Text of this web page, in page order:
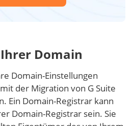
Domain
Domain-Einstellungen
der Migration von G Suite
Ein Domain-Registrar kann
Domain-Registrar sein. Sie